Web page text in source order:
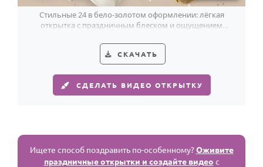
Стильные 24 в бело-золотом оформлении: лёгкая
открытка с праздничным блеском и ощущением
СКАЧАТЬ
СДЕЛАТЬ ВИДЕО ОТКРЫТКУ
Ищете способ поздравить по-особенному?Оживите
праздничные открытки и создайте видео с